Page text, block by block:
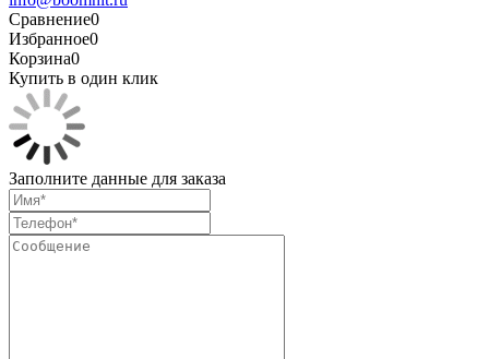
Сравнение0
Избранное0
Корзина0
Купить в один клик
Заполните данные для заказа